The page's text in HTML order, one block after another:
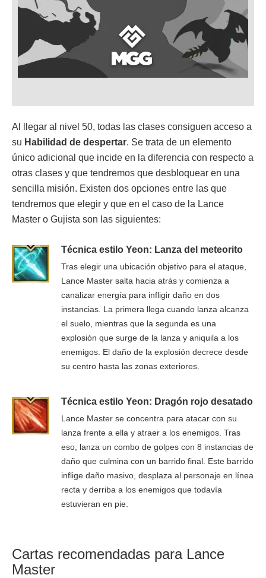
Al llegar al nivel 50, todas las clases consiguen acceso a
su Habilidad de despertar. Se trata de un elemento
único adicional que incide en la diferencia con respecto a
otras clases y que tendremos que desbloquear en una
sencilla misión. Existen dos opciones entre las que
tendremos que elegir y que en el caso de la Lance
Master o Gujista son las siguientes:
Técnica estilo Yeon: Lanza del meteorito
Tras elegir una ubicación objetivo para el ataque,
Lance Master salta hacia atrás y comienza a
canalizar energía para infligir daño en dos
instancias. La primera llega cuando lanza alcanza
el suelo, mientras que la segunda es una
explosión que surge de la lanza y aniquila a los
enemigos. El daño de la explosión decrece desde
su centro hasta las zonas exteriores.
Técnica estilo Yeon: Dragón rojo desatado
Lance Master se concentra para atacar con su
lanza frente a ella y atraer a los enemigos. Tras
eso, lanza un combo de golpes con 8 instancias de
daño que culmina con un barrido final. Este barrido
inflige daño masivo, desplaza al personaje en línea
recta y derriba a los enemigos que todavía
estuvieran en pie.
Cartas recomendadas para Lance
Master